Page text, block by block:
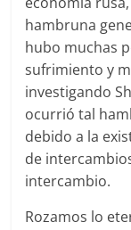
hambruna
hubo muchas
sufrimiento y
investigando
ocurrió tal
debido a la
de
intercambio.
Rozamos lo